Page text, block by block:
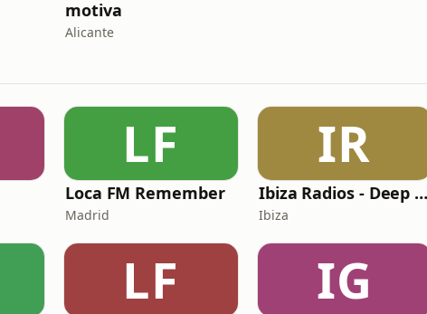
motiva
Alicante
LF
Loca FM Remember
Madrid
IR
Ibiza Radios -
Ibiza
LF IG